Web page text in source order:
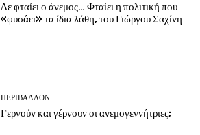
Δε φταίει ο άνεμος… Φταίει η πολιτική που
«φυσάει» τα ίδια λάθη, του Γιώργου Σαχίνη
ΠΕΡΙΒΆΛΛΟΝ
Γερνούν και γέρνουν οι ανεμογεννήτριες;